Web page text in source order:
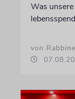
Was
von